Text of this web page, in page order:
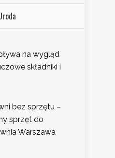
na wygląd
składniki i
bez sprzętu –
sprzęt do
Warszawa